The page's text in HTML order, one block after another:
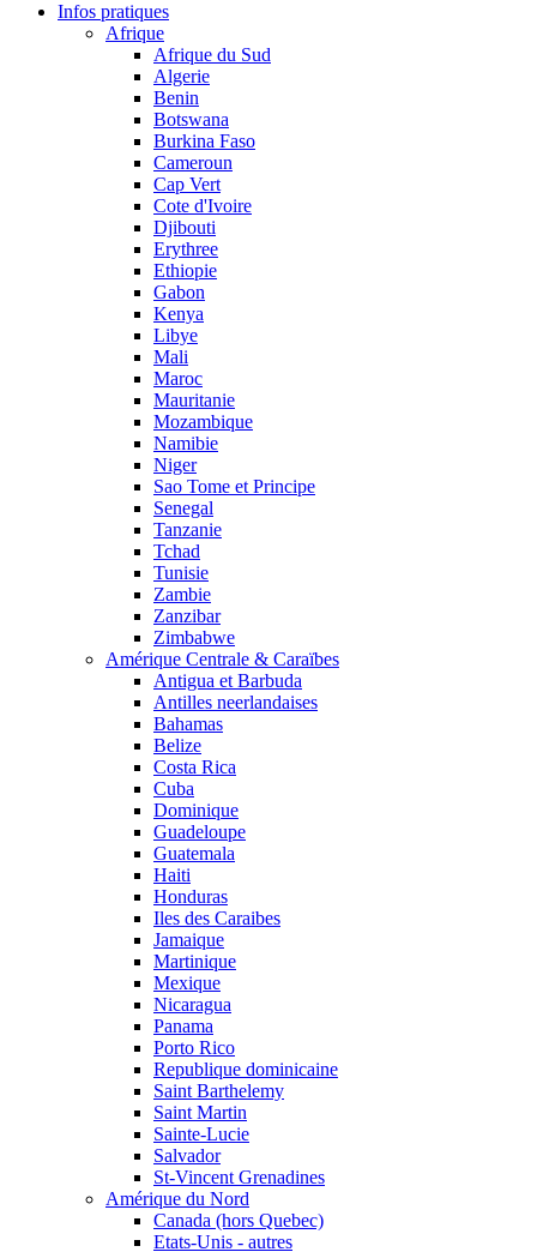
Infos pratiques
Afrique
Afrique du Sud
Algerie
Benin
Botswana
Burkina Faso
Cameroun
Cap Vert
Cote d'Ivoire
Djibouti
Erythree
Ethiopie
Gabon
Kenya
Libye
Mali
Maroc
Mauritanie
Mozambique
Namibie
Niger
Sao Tome et Principe
Senegal
Tanzanie
Tchad
Tunisie
Zambie
Zanzibar
Zimbabwe
Amérique Centrale & Caraïbes
Antigua et Barbuda
Antilles neerlandaises
Bahamas
Belize
Costa Rica
Cuba
Dominique
Guadeloupe
Guatemala
Haiti
Honduras
Iles des Caraibes
Jamaique
Martinique
Mexique
Nicaragua
Panama
Porto Rico
Republique dominicaine
Saint Barthelemy
Saint Martin
Sainte-Lucie
Salvador
St-Vincent Grenadines
Amérique du Nord
Canada (hors Quebec)
Etats-Unis - autres